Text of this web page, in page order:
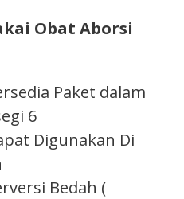
Obat Aborsi
Paket dalam
6
Digunakan Di
Bedah (